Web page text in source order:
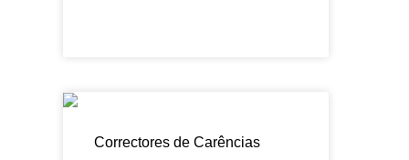
Correctores de Carências